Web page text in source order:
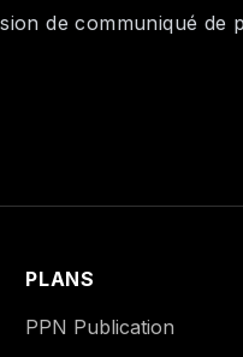
de communiqué de
PLANS
PPN Publication